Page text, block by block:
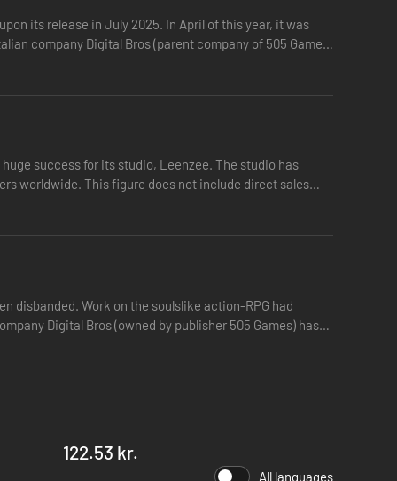
kamp og strategi, som er din helt egen.
its release in July 2025. In April of this year, it was
success for its studio, Leenzee. The studio has
worldwide. This figure does not include direct sales
disbanded. Work on the soulslike action-RPG had
Digital Bros (owned by publisher 505 Games) has
122.53 kr.
All languages